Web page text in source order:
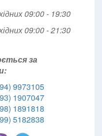
09:00 - 19:30
09:00 - 21:30
за
9973105
1907047
1891818
5182838